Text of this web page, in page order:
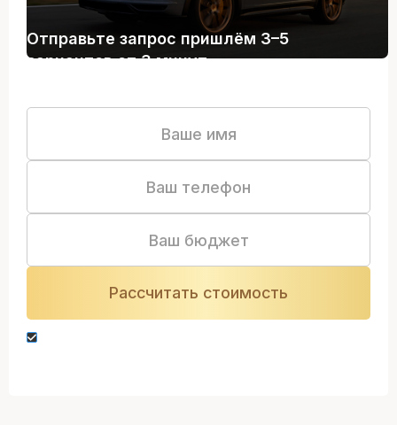
Отправьте запрос пришлём 3–5
вариантов от 3 минут